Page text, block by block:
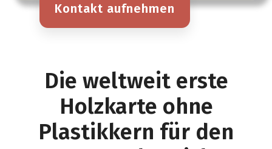
Kontakt aufnehmen
Die weltweit erste
Holzkarte ohne
Plastikkern für den